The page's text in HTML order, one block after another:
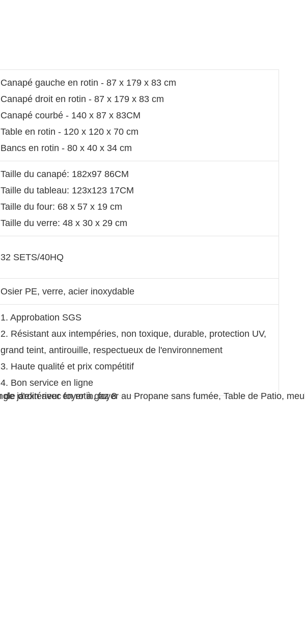
Canapé gauche en rotin - 87 x 179 x 83 cm
Canapé droit en rotin - 87 x 179 x 83 cm
Canapé courbé - 140 x 87 x 83CM
Table en rotin - 120 x 120 x 70 cm
Bancs en rotin - 80 x 40 x 34 cm
Taille du canapé: 182x97 86CM
Taille du tableau: 123x123 17CM
Taille du four: 68 x 57 x 19 cm
Taille du verre: 48 x 30 x 29 cm
32 SETS/40HQ
Osier PE, verre, acier inoxydable
1. Approbation SGS
2. Résistant aux intempéries, non toxique, durable, protection UV,
grand teint, antirouille, respectueux de l'environnement
3. Haute qualité et prix compétitif
4. Bon service en ligne